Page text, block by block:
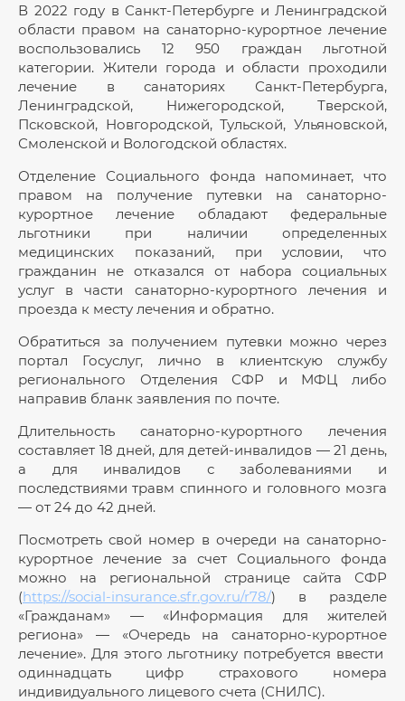
В 2022 году в Санкт-Петербурге и Ленинградской
области правом на санаторно-курортное лечение
воспользовались 12 950 граждан льготной
категории. Жители города и области проходили
лечение в санаториях Санкт-Петербурга,
Ленинградской, Нижегородской, Тверской,
Псковской, Новгородской, Тульской, Ульяновской,
Смоленской и Вологодской областях.
Отделение Социального фонда напоминает, что
правом на получение путевки на санаторно-
курортное лечение обладают федеральные
льготники при наличии определенных
медицинских показаний, при условии, что
гражданин не отказался от набора социальных
услуг в части санаторно-курортного лечения и
проезда к месту лечения и обратно.
Обратиться за получением путевки можно через
портал Госуслуг, лично в клиентскую службу
регионального Отделения СФР и МФЦ либо
направив бланк заявления по почте.
Длительность санаторно-курортного лечения
составляет 18 дней, для детей-инвалидов — 21 день,
а для инвалидов с заболеваниями и
последствиями травм спинного и головного мозга
— от 24 до 42 дней.
Посмотреть свой номер в очереди на санаторно-
курортное лечение за счет Социального фонда
можно на региональной странице сайта СФР
(https://social-insurance.sfr.gov.ru/r78/) в разделе
«Гражданам» — «Информация для жителей
региона» — «Очередь на санаторно-курортное
лечение». Для этого льготнику потребуется ввести
одиннадцать цифр страхового номера
индивидуального лицевого счета (СНИЛС).